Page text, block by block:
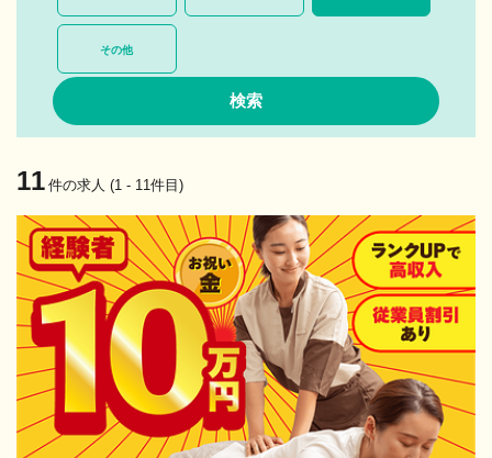
その他
11 件の求人 (1 - 11件目)